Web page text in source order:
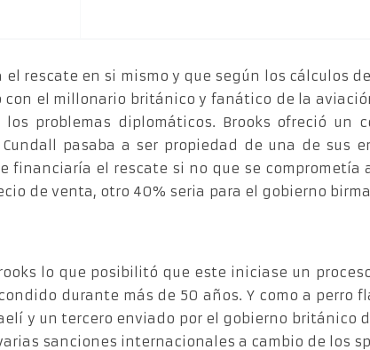
rescate en si mismo y que según los cálculos
el millonario británico y fanático de la
problemas diplomáticos. Brooks ofreció un
pasaba a ser propiedad de una de sus
el rescate si no que se comprometía
de venta, otro 40% seria para el gobierno
lo que posibilitó que este iniciase un
durante más de 50 años. Y como a perro
y un tercero enviado por el gobierno británico
sanciones internacionales a cambio de los